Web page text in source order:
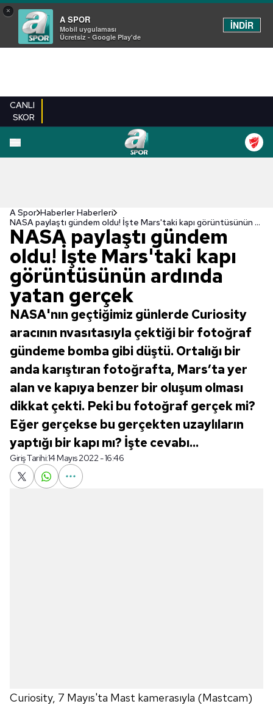
×
A SPOR
Mobil uygulaması
Ücretsiz - Google Play'de
İNDİR
CANLI
SKOR
A Spor Haberler Haberleri
NASA paylaştı gündem oldu! İşte Mars'taki kapı görüntüsünün ardında yatan gerçek
NASA paylaştı gündem
oldu! İşte Mars'taki kapı
görüntüsünün ardında
yatan gerçek
NASA'nın geçtiğimiz günlerde Curiosity
aracının nvasıtasıyla çektiği bir fotoğraf
gündeme bomba gibi düştü. Ortalığı bir
anda karıştıran fotoğrafta, Mars’ta yer
alan ve kapıya benzer bir oluşum olması
dikkat çekti. Peki bu fotoğraf gerçek mi?
Eğer gerçekse bu gerçekten uzaylıların
yaptığı bir kapı mı? İşte cevabı...
Giriş Tarihi:14 Mayıs 2022 - 16:46
Curiosity, 7 Mayıs'ta Mast kamerasıyla (Mastcam)